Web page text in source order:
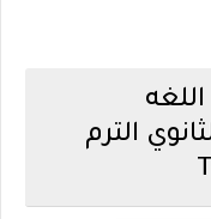
الترم